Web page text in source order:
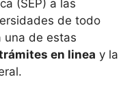
(SEP) a las
de todo
una de estas
en linea y la